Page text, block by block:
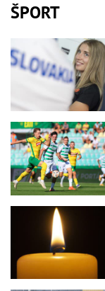
ŠPORT